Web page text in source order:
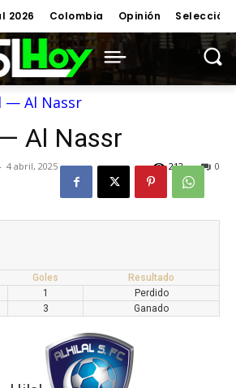
2026 Colombia Opinión Selección
— Al Nassr
Al Nassr
4 abril, 2025 0
212
Goles
Resultado
1
Perdido
3 Ganado